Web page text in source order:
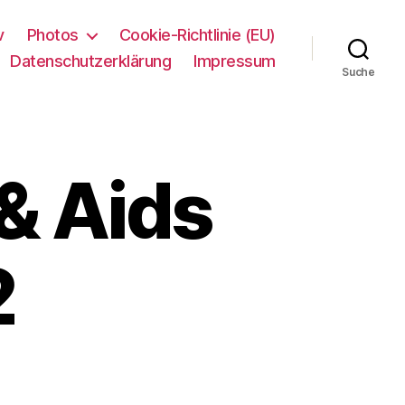
Photos
Cookie-Richtlinie (EU)
Datenschutzerklärung
Impressum
Suche
Aids